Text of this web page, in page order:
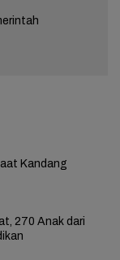
Kandang
270 Anak dari